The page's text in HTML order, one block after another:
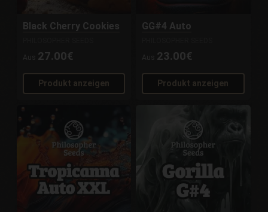
Black Cherry Cookies
Aus 27.00€
Produkt anzeigen
GG#4 Auto
Aus 23.00€
Produkt anzeigen